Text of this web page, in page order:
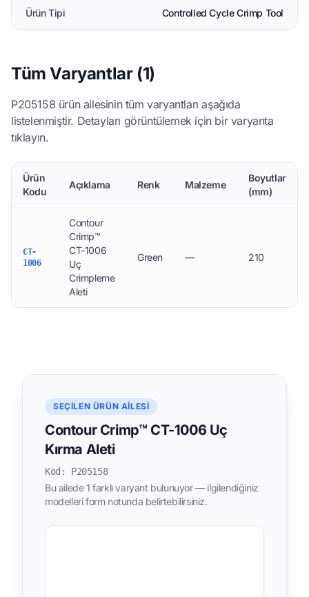
Ürün Tipi Controlled Cycle Crimp Tool
Tüm Varyantlar (1)
P205158 ürün ailesinin tüm varyantları aşağıda
listelenmiştir. Detayları görüntülemek için bir varyanta
tıklayın.
Ürün
Kodu
Açıklama Renk Malzeme
Boyutlar
(mm)
CT-
1006
Contour
Crimp™
CT-1006
Uç
Crimpleme
Aleti
Green — 210
SEÇILEN ÜRÜN AILESI
Contour Crimp™ CT-1006 Uç
Kırma Aleti
Kod: P205158
Bu ailede 1 farklı varyant bulunuyor — ilgilendiğiniz
modelleri form notunda belirtebilirsiniz.